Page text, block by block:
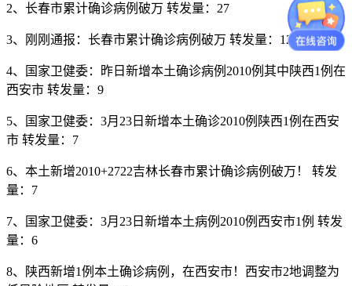
2、长春市累计确诊病例破万 转发量：27
3、刚刚通报：长春市累计确诊病例破万 转发量：12
4、国家卫健委：昨日新增本土确诊病例2010例其中陕西1例在
西安市 转发量：9
5、国家卫健委：3月23日新增本土确诊2010例陕西1例在西安
市 转发量：7
6、本土新增​2010+2722吉林长春市累计确诊病例破万！ 转发
量：7
7、国家卫健委：3月23日新增本土病例2010例西安市1例 转发
量：6
8、陕西新增1例本土确诊病例，在西安市！西安市2地调整为